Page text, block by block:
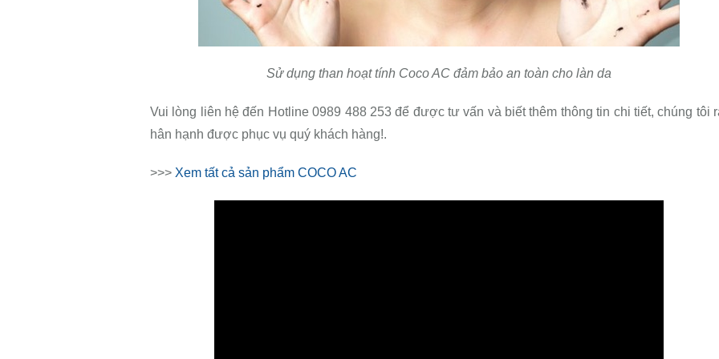
Sử dụng than hoạt tính Coco AC đảm bảo an toàn cho làn da
Vui lòng liên hệ đến Hotline 0989 488 253 để được tư vấn và biết thêm thông tin chi tiết, chúng tôi
hân hạnh được phục vụ quý khách hàng!.
>>> Xem tất cả sản phẩm COCO AC